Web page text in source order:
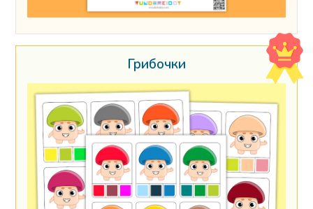
Грибочки